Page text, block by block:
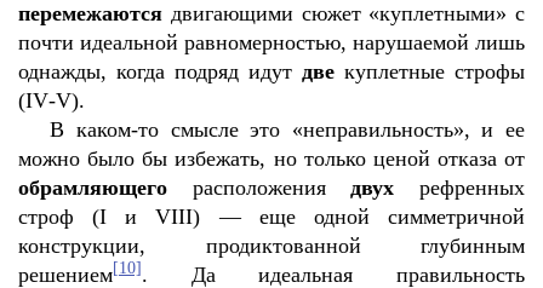
перемежаются двигающими сюжет «куплетными» с
почти идеальной равномерностью, нарушаемой лишь
однажды, когда подряд идут две куплетные строфы
(IV-V).
В каком-то смысле это «неправильность», и ее
можно было бы избежать, но только ценой отказа от
обрамляющего расположениядвух рефренных
строф (I иVIII) — еще одной симметричной
конструкции, продиктованной глубинным
решением[10] . Да идеальная правильность